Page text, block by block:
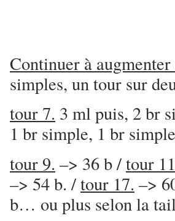
Continuer à
simples, un tour sur
tour 7. 3 ml puis, 2 br
1 br simple, 1 br
tour 9. –> 36 b /tour
–> 54 b. /tour 17. –>
b… ou plus selon la